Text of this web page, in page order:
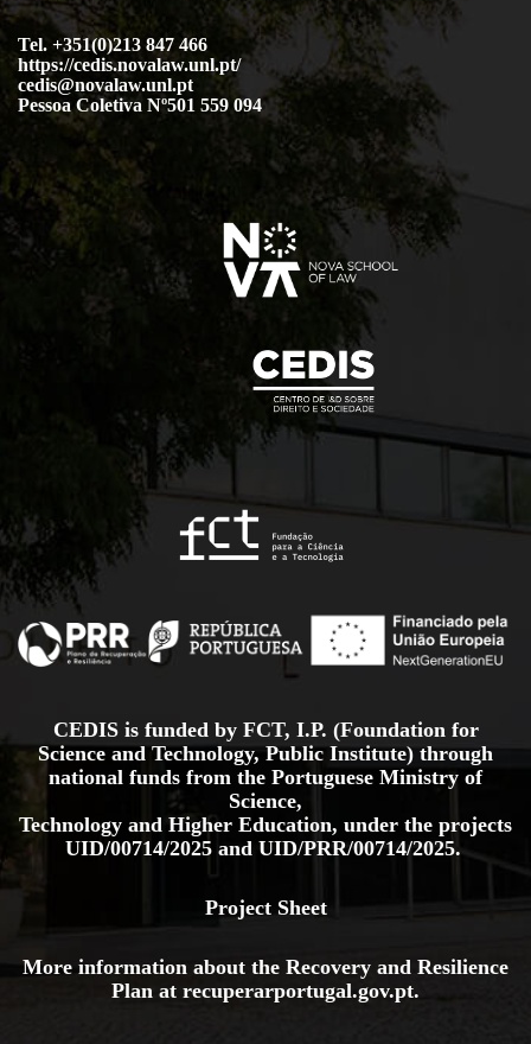
Tel. +351(0)213 847 466
https://cedis.novalaw.unl.pt/
cedis@novalaw.unl.pt
Pessoa Coletiva Nº501 559 094
CEDIS is funded by FCT, I.P. (Foundation for
Science and Technology, Public Institute) through
national funds from the Portuguese Ministry of
Science,
Technology and Higher Education, under the projects
UID/00714/2025 and UID/PRR/00714/2025.
Project Sheet
More information about the Recovery and Resilience
Plan at recuperarportugal.gov.pt.